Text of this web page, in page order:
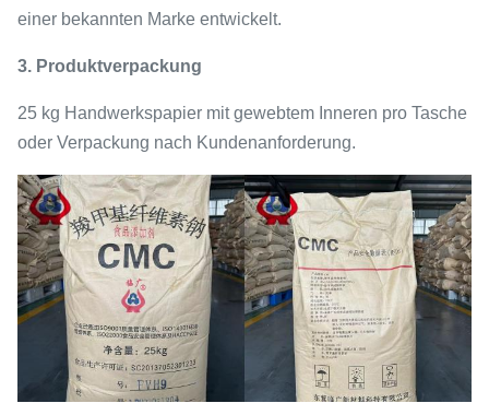
einer bekannten Marke entwickelt.
3. Produktverpackung
25 kg Handwerkspapier mit gewebtem Inneren pro Tasche
oder Verpackung nach Kundenanforderung.